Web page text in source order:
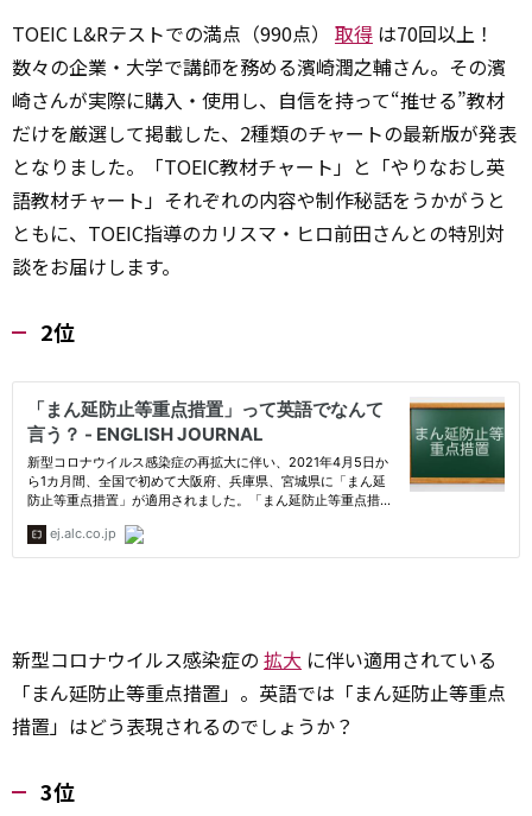
TOEIC L&Rテストでの満点（990点） 取得 は70回以上！
数々の企業・大学で講師を務める濱崎潤之輔さん。その濱
崎さんが実際に購入・使用し、自信を持って“推せる”教材
だけを厳選して掲載した、2種類のチャートの最新版が発表
となりました。「TOEIC教材チャート」と「やりなおし英
語教材チャート」それぞれの内容や制作秘話をうかがうと
ともに、TOEIC指導のカリスマ・ヒロ前田さんとの特別対
談をお届けします。
2位
新型コロナウイルス感染症の 拡大 に伴い適用されている
「まん延防止等重点措置」。英語では「まん延防止等重点
措置」はどう表現されるのでしょうか？
3位